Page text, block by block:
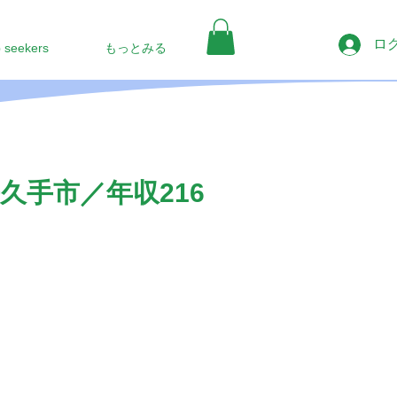
seekers もっとみる ロ
手市／年収216